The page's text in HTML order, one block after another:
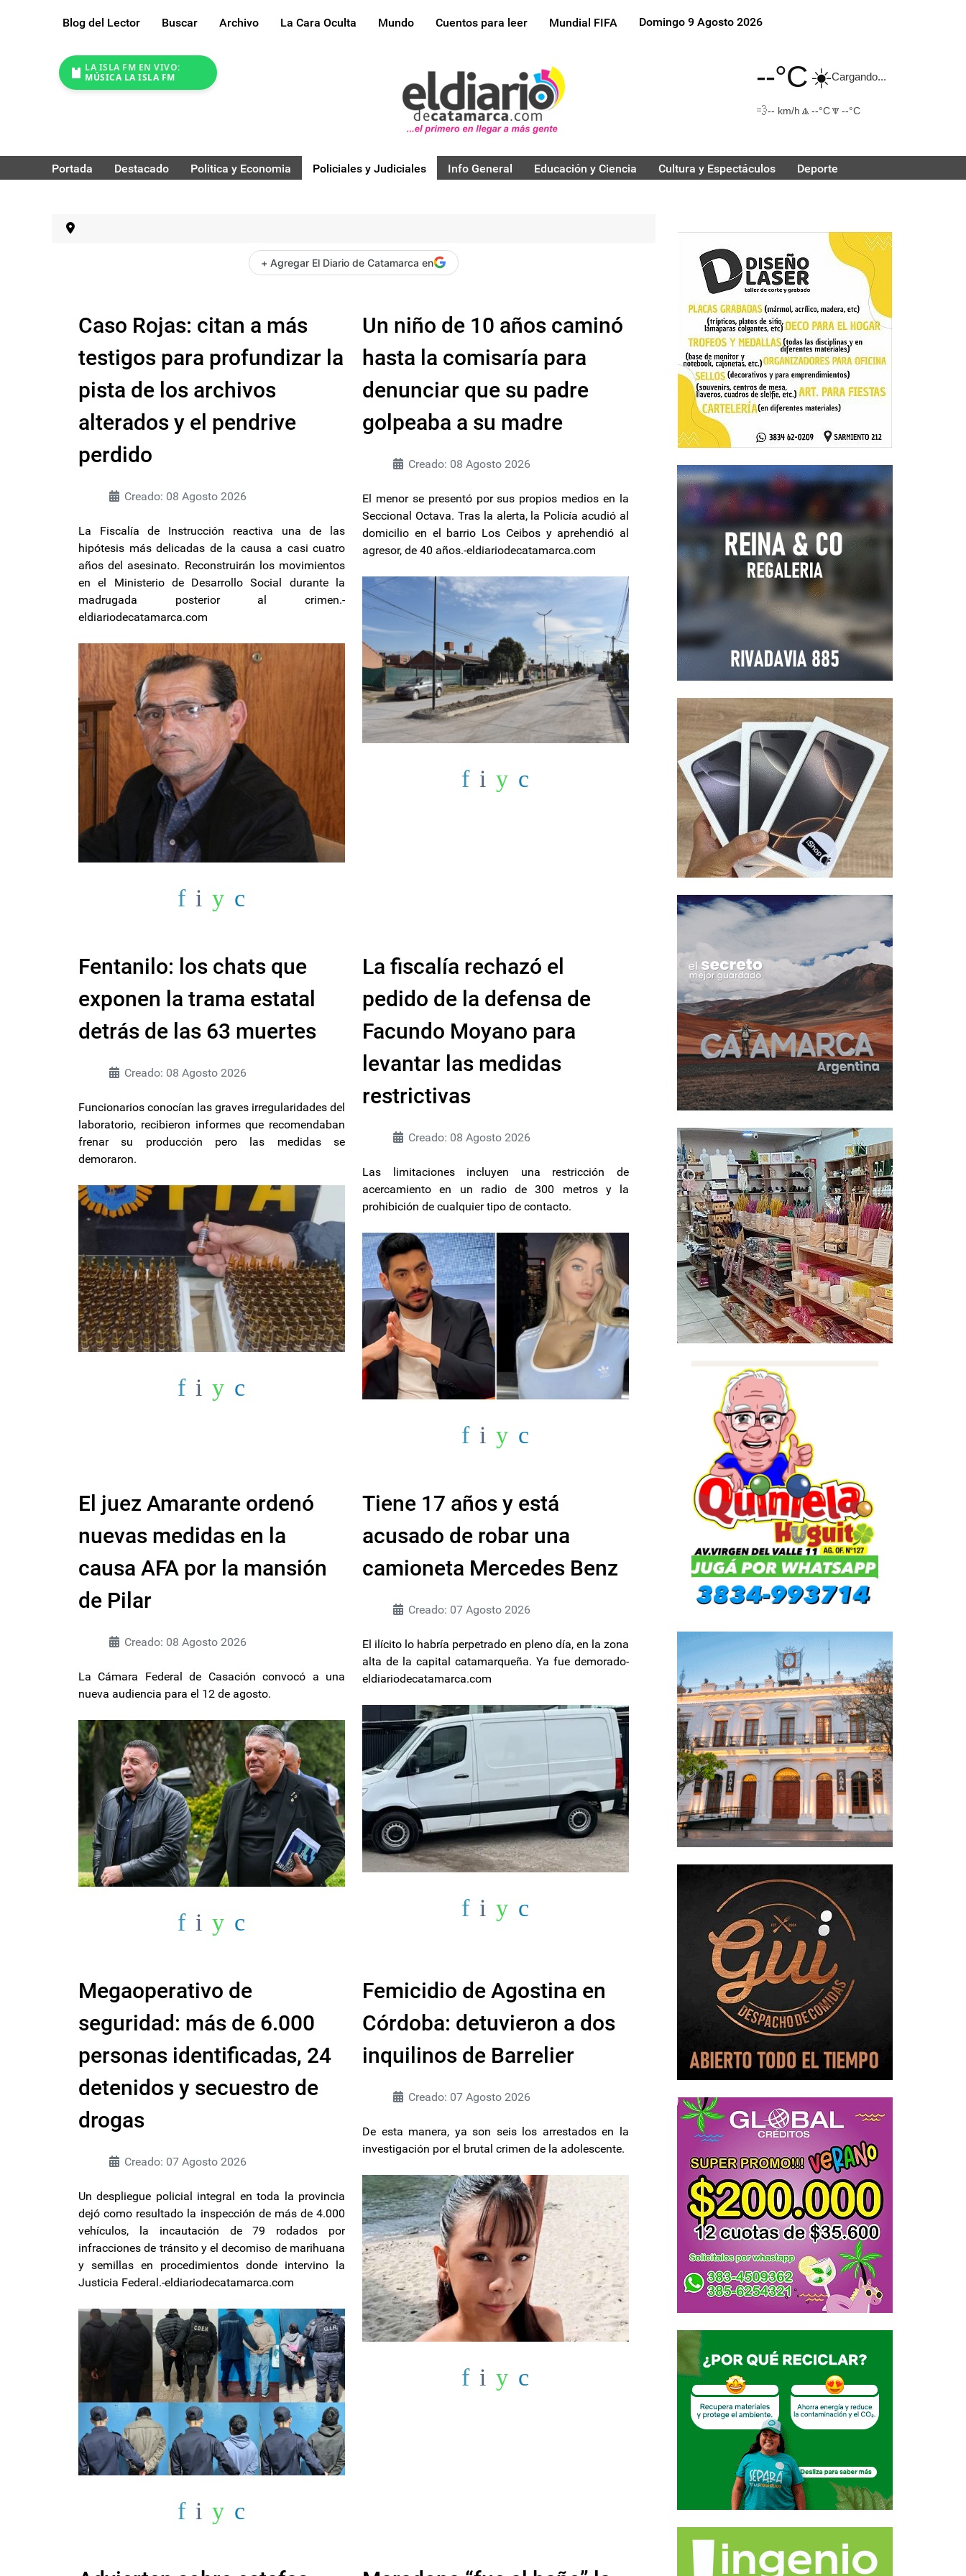
Blog del Lector Buscar Archivo La Cara Oculta Mundo Cuentos para leer Mundial FIFA Domingo 9 Agosto 2026
LA ISLA FM EN VIVO:
MÚSICA LA ISLA FM
--°C☀️Cargando...
💨-- km/h 🔼 --°C🔽 --°C
Portada Destacado Politica y Economia Policiales y Judiciales Info General Educación y Ciencia Cultura y Espectáculos Deporte
+ Agregar El Diario de Catamarca en
Caso Rojas: citan a más
testigos para profundizar la
pista de los archivos
alterados y el pendrive
perdido
Creado: 08 Agosto 2026
La Fiscalía de Instrucción reactiva una de las
hipótesis más delicadas de la causa a casi cuatro
años del asesinato. Reconstruirán los movimientos
en el Ministerio de Desarrollo Social durante la
madrugada posterior al crimen.-
eldiariodecatamarca.com
Un niño de 10 años caminó
hasta la comisaría para
denunciar que su padre
golpeaba a su madre
Creado: 08 Agosto 2026
El menor se presentó por sus propios medios en la
Seccional Octava. Tras la alerta, la Policía acudió al
domicilio en el barrio Los Ceibos y aprehendió al
agresor, de 40 años.-eldiariodecatamarca.com
Fentanilo: los chats que
exponen la trama estatal
detrás de las 63 muertes
Creado: 08 Agosto 2026
Funcionarios conocían las graves irregularidades del
laboratorio, recibieron informes que recomendaban
frenar su producción pero las medidas se
demoraron.
La fiscalía rechazó el
pedido de la defensa de
Facundo Moyano para
levantar las medidas
restrictivas
Creado: 08 Agosto 2026
Las limitaciones incluyen una restricción de
acercamiento en un radio de 300 metros y la
prohibición de cualquier tipo de contacto.
El juez Amarante ordenó
nuevas medidas en la
causa AFA por la mansión
de Pilar
Creado: 08 Agosto 2026
La Cámara Federal de Casación convocó a una
nueva audiencia para el 12 de agosto.
Tiene 17 años y está
acusado de robar una
camioneta Mercedes Benz
Creado: 07 Agosto 2026
El ilícito lo habría perpetrado en pleno día, en la zona
alta de la capital catamarqueña. Ya fue demorado-
eldiariodecatamarca.com
Megaoperativo de
seguridad: más de 6.000
personas identificadas, 24
detenidos y secuestro de
drogas
Creado: 07 Agosto 2026
Un despliegue policial integral en toda la provincia
dejó como resultado la inspección de más de 4.000
vehículos, la incautación de 79 rodados por
infracciones de tránsito y el decomiso de marihuana
y semillas en procedimientos donde intervino la
Justicia Federal.-eldiariodecatamarca.com
Femicidio de Agostina en
Córdoba: detuvieron a dos
inquilinos de Barrelier
Creado: 07 Agosto 2026
De esta manera, ya son seis los arrestados en la
investigación por el brutal crimen de la adolescente.